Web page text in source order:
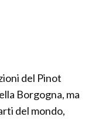
del Pinot
Borgogna, ma
del mondo,